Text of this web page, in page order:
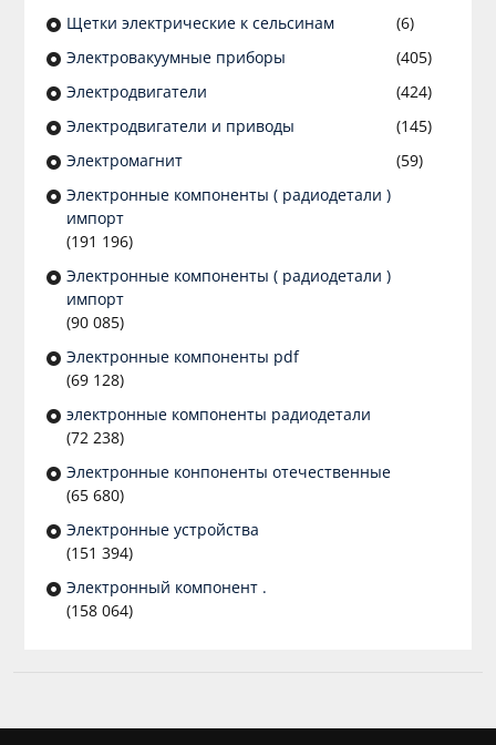
Щетки электрические к сельсинам
(6)
Электровакуумные приборы
(405)
Электродвигатели
(424)
Электродвигатели и приводы
(145)
Электромагнит
(59)
Электронные компоненты ( радиодетали )
импорт
(191 196)
Электронные компоненты ( радиодетали )
импорт
(90 085)
Электронные компоненты pdf
(69 128)
электронные компоненты радиодетали
(72 238)
Электронные конпоненты отечественные
(65 680)
Электронные устройства
(151 394)
Электронный компонент .
(158 064)